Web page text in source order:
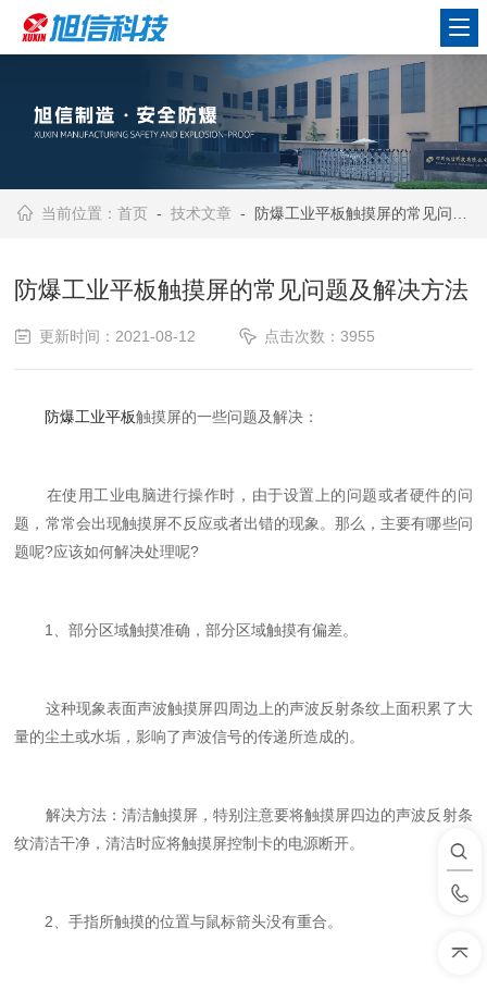
当前位置：首页 -技术文章 - 防爆工业平板触摸屏的常见问题及解决方法
防爆工业平板触摸屏的常见问题及解决方法
更新时间：2021-08-12 点击次数：3955
防爆工业平板触摸屏的一些问题及解决：
在使用工业电脑进行操作时，由于设置上的问题或者硬件的问
题，常常会出现触摸屏不反应或者出错的现象。那么，主要有哪些问
题呢?应该如何解决处理呢?
1、部分区域触摸准确，部分区域触摸有偏差。
这种现象表面声波触摸屏四周边上的声波反射条纹上面积累了大
量的尘土或水垢，影响了声波信号的传递所造成的。
解决方法：清洁触摸屏，特别注意要将触摸屏四边的声波反射条
纹清洁干净，清洁时应将触摸屏控制卡的电源断开。
2、手指所触摸的位置与鼠标箭头没有重合。